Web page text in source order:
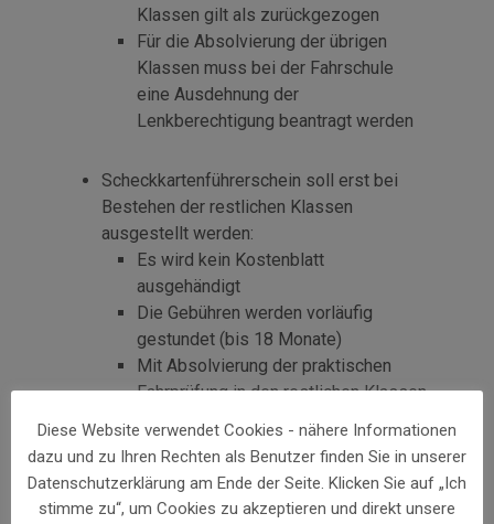
Klassen gilt als zurückgezogen
Für die Absolvierung der übrigen
Klassen muss bei der Fahrschule
eine Ausdehnung der
Lenkberechtigung beantragt werden
Scheckkartenführerschein soll erst bei
Bestehen der restlichen Klassen
ausgestellt werden:
Es wird kein Kostenblatt
ausgehändigt
Die Gebühren werden vorläufig
gestundet (bis 18 Monate)
Mit Absolvierung der praktischen
Fahrprüfung in den restlichen Klassen
wird nach Bezahlung der Gebühren
die Herstellung des
Scheckkartenführerscheins
veranlasst
Diese Website verwendet Cookies - nähere Informationen
dazu und zu Ihren Rechten als Benutzer finden Sie in unserer
Datenschutzerklärung am Ende der Seite. Klicken Sie auf „Ich
stimme zu“, um Cookies zu akzeptieren und direkt unsere